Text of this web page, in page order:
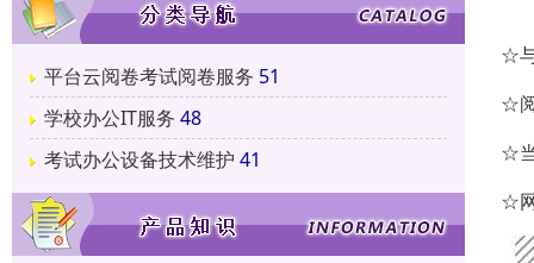
平台云阅卷考试阅卷服务 51
学校办公IT服务 48
考试办公设备技术维护 41
☆
☆
☆
☆